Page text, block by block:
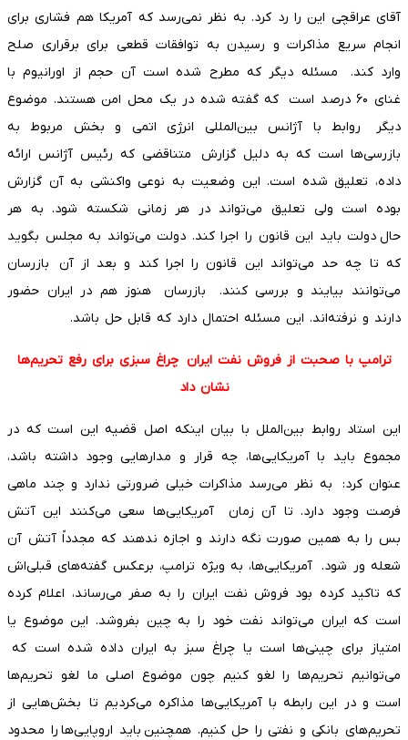
آقای عراقچی این را رد کرد. به نظر نمی‌رسد که آمریکا هم فشاری برای
انجام سریع مذاکرات و رسیدن به توافقات قطعی برای برقراری صلح
وارد کند. مسئله دیگر که مطرح شده است آن حجم از اورانیوم با
غنای ۶۰ درصد است که گفته شده در یک محل امن هستند. موضوع
دیگر روابط با آژانس بین‌المللی انرژی اتمی و بخش مربوط به
بازرسی‌ها است که به دلیل گزارش متناقضی که رئیس آژانس ارائه
داده، تعلیق شده است. این وضعیت به نوعی واکنشی به آن گزارش
بوده است ولی تعلیق می‌تواند در هر زمانی شکسته شود. به هر
حال دولت باید این قانون را اجرا کند. دولت می‌تواند به مجلس بگوید
که تا چه حد می‌تواند این قانون را اجرا کند و بعد از آن بازرسان
می‌توانند بیایند و بررسی کنند. بازرسان هنوز هم در ایران حضور
دارند و نرفته‌اند. این مسئله احتمال دارد که قابل حل باشد.
ترامپ با صحبت از فروش نفت ایران چراغ سبزی برای رفع تحریم‌ها
نشان داد
این استاد روابط بین‌الملل با بیان اینکه اصل قضیه این است که در
مجموع باید با آمریکایی‌ها، چه قرار و مدارهایی وجود داشته باشد،
عنوان کرد: به نظر می‌رسد مذاکرات خیلی ضرورتی ندارد و چند ماهی
فرصت وجود دارد. تا آن زمان آمریکایی‌ها سعی می‌کنند این آتش
بس را به همین صورت نگه دارند و اجازه ندهند که مجدداً آتش آن
شعله ور شود. آمریکایی‌ها، به ویژه ترامپ، برعکس گفته‌های قبلی‌اش
که تاکید کرده بود فروش نفت ایران را به صفر می‌رساند، اعلام کرده
است که ایران می‌تواند نفت خود را به چین بفروشد. این موضوع یا
امتیاز برای چینی‌ها است یا چراغ سبز به ایران داده شده است که
می‌توانیم تحریم‌ها را لغو کنیم چون موضوع اصلی ما لغو تحریم‌ها
است و در این رابطه با آمریکایی‌ها مذاکره می‌کردیم تا بخش‌هایی از
تحریم‌های بانکی و نفتی را حل کنیم. همچنین باید اروپایی‌ها را محدود